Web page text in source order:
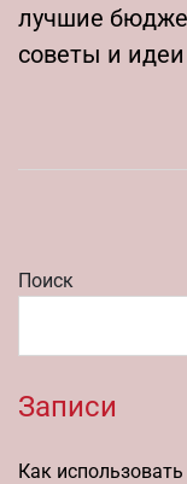
лучшие
советы и идеи
Поиск
Записи
Как